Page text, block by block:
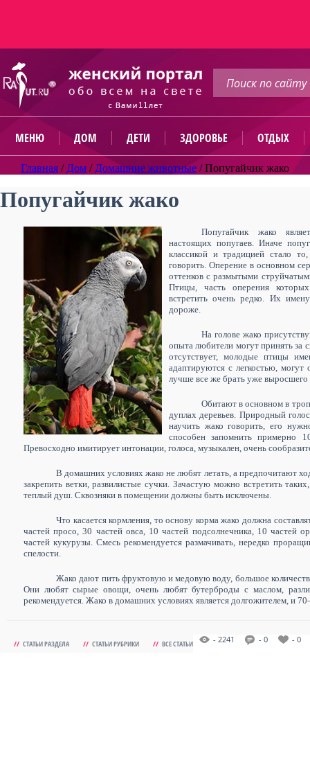
МЕНЮ ДОМ ДЕТИ ЗДОРОВЬЕ ОТДЫХ
Главная / Дом / Домашние животные /Попугайчик жако
Попугайчик жако
Попугайчик жако
настоящих попугаев. Иначе
классикой и традицией стало
говорить. Оперение в основном
оттенков с размытыми
Птицы, часть оперения
встретить очень редко. Их
дороже.
На голове жако
опыта любители могут принять за
отсутствует, молодые птицы
адаптируются с легкостью, могут
лучше все же брать уже выросшего
Обитают в основном в
дуплах деревьев. Природный
научить жако говорить, его
способен запомнить примерно
Превосходно имитирует интонации, голоса, музыкален, очень
В домашних условиях жако не любят летать, а предпочитают
закрепить ветки, развилистые сучки. Зачастую можно встретить
теплый душ. Сквозняки в помещении должны быть исключены.
Что касается кормления, то основу корма жако должна
частей просо, 30 частей овса, 10 частей подсолнечника, 10 частей
частей кукурузы. Смесь рекомендуется размачивать, нередко
спелости.
Жако дают пить фруктовую и медовую воду, большое
Они любят сырые овощи, очень любят бутерброды с маслом,
рекомендуется. Жако в домашних условиях является долгожителем, и
// СТАТЬИ РАЗДЕЛА // СТАТЬИ РУБРИКИ // ВСЕ СТАТЬИ - 2241 - 0 - 0